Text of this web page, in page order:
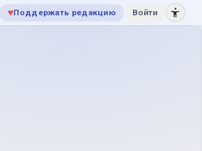
♥Поддержать редакцию Войти